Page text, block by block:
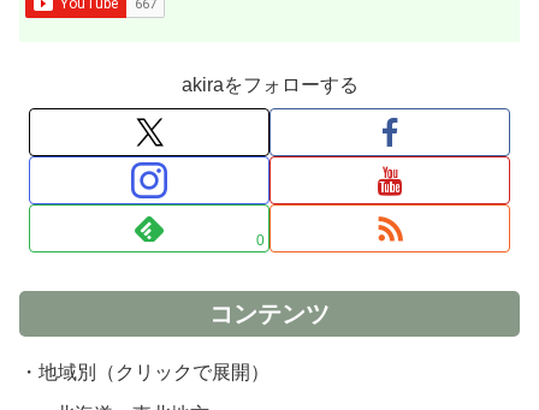
akiraをフォローする
0
コンテンツ
・地域別（クリックで展開）